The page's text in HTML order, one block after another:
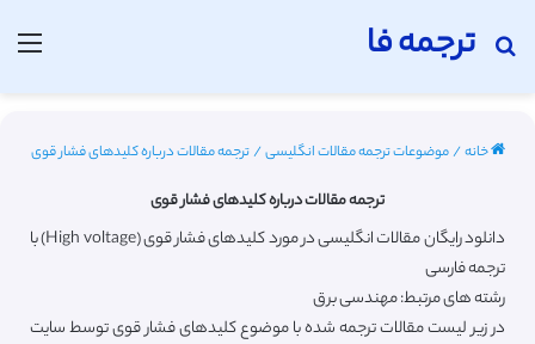
ترجمه فا
جستجو برای
خانه/موضوعات ترجمه مقالات انگلیسی/ترجمه مقالات درباره کلیدهای فشار قوی
ترجمه مقالات درباره کلیدهای فشار قوی
دانلود رایگان مقالات انگلیسی در مورد کلیدهای فشار قوی (High voltage) با
ترجمه فارسی
رشته های مرتبط: مهندسی برق
در زیر لیست مقالات ترجمه شده با موضوع کلیدهای فشار قوی توسط سایت